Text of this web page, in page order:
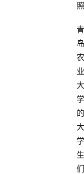
照
青
岛
农
业
大
学
的
大
学
生
们